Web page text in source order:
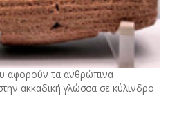
αφορούν τα ανθρώπινα
ακκαδική γλώσσα σε κύλινδρο